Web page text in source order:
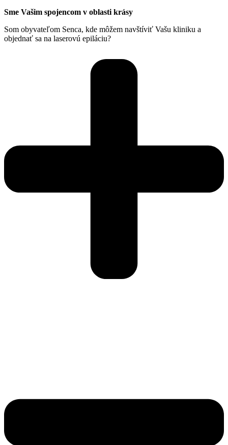
Sme Vašim spojencom v oblasti krásy
Som obyvateľom Senca, kde môžem navštíviť Vašu kliniku a
objednať sa na laserovú epiláciu?